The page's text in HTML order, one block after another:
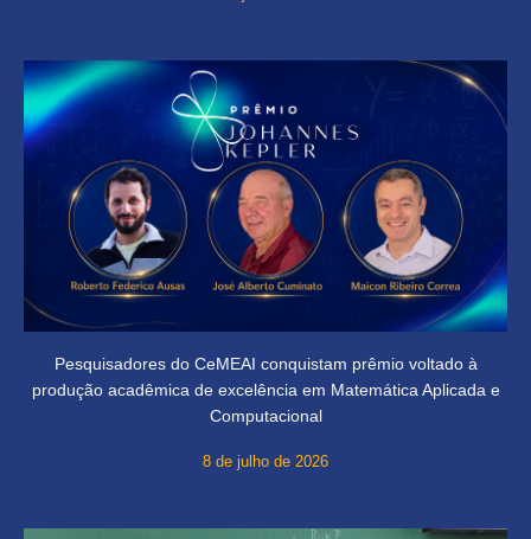
Pesquisadores do CeMEAI conquistam prêmio voltado à
produção acadêmica de excelência em Matemática Aplicada e
Computacional
8 de julho de 2026